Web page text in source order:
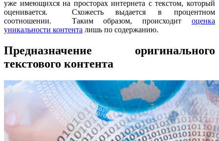
уже имеющихся на просторах интернета с текстом, который
оценивается. Схожесть выдается в процентном
соотношении. Таким образом, происходит оценка
уникальности контента лишь по содержанию.
Предназначение оригинального
текстового контента